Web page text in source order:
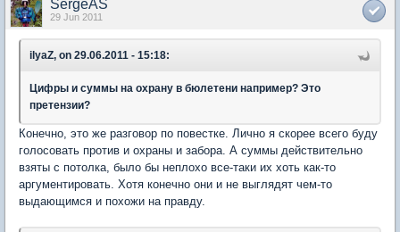
SergeAS
29 Jun 2011
ilyaZ, on 29.06.2011 - 15:18:
Цифры и суммы на охрану в бюлетени например? Это
претензии?
Конечно, это же разговор по повестке. Лично я скорее всего буду
голосовать против и охраны и забора. А суммы действительно
взяты с потолка, было бы неплохо все-таки их хоть как-то
аргументировать. Хотя конечно они и не выглядят чем-то
выдающимся и похожи на правду.